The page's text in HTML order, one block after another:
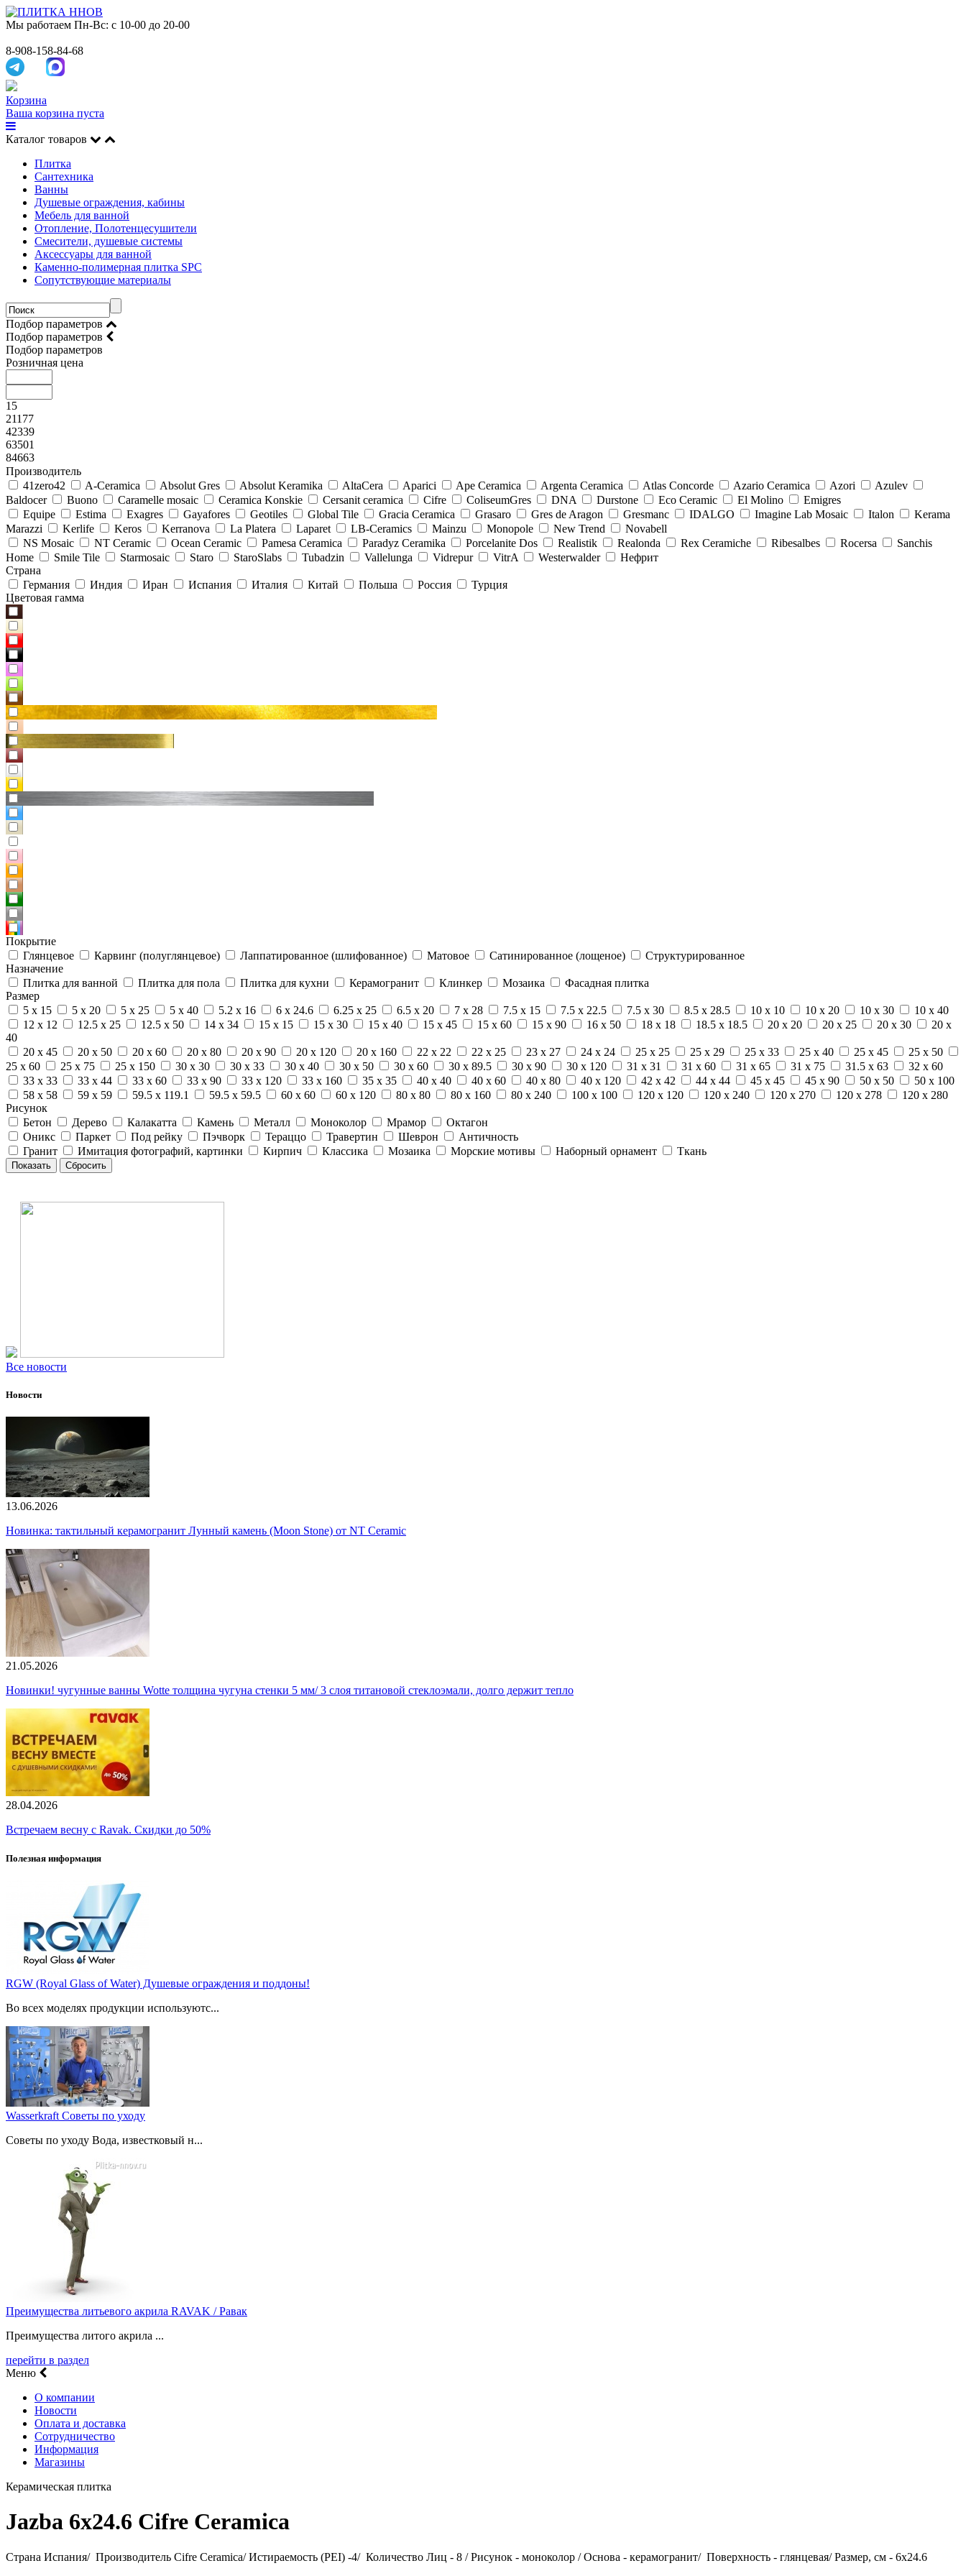
Мы работаем Пн-Вс: с 10-00 до 20-00
8-908-158-84-68
Корзина
Ваша корзина пуста
Каталог товаров
Плитка
Сантехника
Ванны
Душевые ограждения, кабины
Мебель для ванной
Отопление, Полотенцесушители
Смесители, душевые системы
Аксессуары для ванной
Каменно-полимерная плитка SPC
Сопутствующие материалы
Подбор параметров
Подбор параметров
Подбор параметров
Розничная цена
15
21177
42339
63501
84663
Производитель
41zero42
A-Ceramica Absolut Gres Absolut Keramika AltaCera Aparici Ape Ceramica Argenta Ceramica Atlas Concorde Azario Ceramica Azori
Azulev
Baldocer
Buono Caramelle mosaic Ceramica Konskie Cersanit ceramica Cifre ColiseumGres DNA Durstone Eco Ceramic El Molino
Emigres
Equipe
Estima Exagres Gayafores Geotiles Global Tile Gracia Ceramica Grasaro Gres de Aragon Gresmanc IDALGO Imagine Lab Mosaic Italon
Kerama
Marazzi
Kerlife Keros Kerranova La Platera Laparet LB-Ceramics Mainzu Monopole New Trend
Novabell
NS Mosaic
NT Ceramic Ocean Ceramic Pamesa Ceramica Paradyz Сeramika Porcelanite Dos Realistik Realonda Rex Ceramiche Ribesalbes Rocersa
Sanchis
Home
Smile Tile Starmosaic Staro StaroSlabs Tubadzin Vallelunga Vidrepur VitrA Westerwalder
Нефрит
Страна
Германия
Индия Иран Испания Италия Китай Польша Россия
Турция
Цветовая гамма
Покрытие
Глянцевое
Карвинг (полуглянцевое) Лаппатированное (шлифованное) Матовое Сатинированное (лощеное)
Структурированное
Назначение
Плитка для ванной
Плитка для пола Плитка для кухни Керамогранит Клинкер Мозаика
Фасадная плитка
Размер
5 x 15
5 x 20 5 x 25 5 x 40 5.2 x 16 6 x 24.6 6.25 x 25 6.5 x 20 7 x 28 7.5 x 15 7.5 x 22.5 7.5 x 30 8.5 x 28.5 10 x 10 10 x 20 10 x 30
10 x 40
12 x 12
12.5 x 25 12.5 x 50 14 x 34 15 x 15 15 x 30 15 x 40 15 x 45 15 x 60 15 x 90 16 x 50 18 x 18 18.5 x 18.5 20 x 20 20 x 25 20 x 30
20 x
40
20 x 45
20 x 50 20 x 60 20 x 80 20 x 90 20 x 120 20 x 160 22 x 22 22 x 25 23 x 27 24 x 24 25 x 25 25 x 29 25 x 33 25 x 40 25 x 45
25 x 50
25 x 60
25 x 75 25 x 150 30 x 30 30 x 33 30 x 40 30 x 50 30 x 60 30 x 89.5 30 x 90 30 x 120 31 x 31 31 x 60 31 x 65 31 x 75 31.5 x 63
32 x 60
33 x 33
33 x 44 33 x 60 33 x 90 33 x 120 33 x 160 35 x 35 40 x 40 40 x 60 40 x 80 40 x 120 42 x 42 44 x 44 45 x 45 45 x 90 50 x 50
50 x 100
58 x 58
59 x 59 59.5 x 119.1 59.5 x 59.5 60 x 60 60 x 120 80 x 80 80 x 160 80 x 240 100 x 100 120 x 120 120 x 240 120 x 270 120 x 278
120 x 280
Рисунок
Бетон
Дерево Калакатта Камень Металл Моноколор Мрамор
Октагон
Оникс
Паркет Под рейку Пэчворк Тераццо Травертин Шеврон
Античность
Гранит
Имитация фотографий, картинки Кирпич Классика Мозаика Морские мотивы Наборный орнамент Ткань
Все новости
Новости
13.06.2026
Новинка: тактильный керамогранит Лунный камень (Moon Stone) от NT Ceramic
21.05.2026
Новинки! чугунные ванны Wotte толщина чугуна стенки 5 мм/ 3 слоя титановой стеклоэмали, долго держит тепло
28.04.2026
Встречаем весну с Ravak. Скидки до 50%
Полезная информация
RGW (Royal Glass of Water) Душевые ограждения и поддоны!
Во всех моделях продукции используютс...
Wasserkraft Советы по уходу
Советы по уходу Вода, известковый н...
Преимущества литьевого акрила RAVAK / Равак
Преимущества литого акрила ...
перейти в раздел
Меню
О компании
Новости
Оплата и доставка
Сотрудничество
Информация
Магазины
Керамическая плитка
Jazba 6х24.6 Cifre Ceramica
Страна Испания/ Производитель Cifre Ceramica/ Истираемость (PEI) -4/ Количество Лиц - 8 / Рисунок - моноколор / Основа - керамогранит/ Поверхность - глянцевая/ Размер, см - 6х24.6